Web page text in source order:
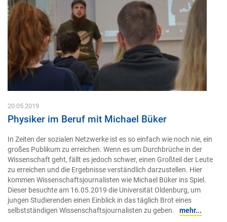
20.05.2019
Physiker im Beruf mit Michael Büker
In Zeiten der sozialen Netzwerke ist es so einfach wie noch nie, ein
großes Publikum zu erreichen. Wenn es um Durchbrüche in der
Wissenschaft geht, fällt es jedoch schwer, einen Großteil der Leute
zu erreichen und die Ergebnisse verständlich darzustellen. Hier
kommen Wissenschaftsjournalisten wie Michael Büker ins Spiel.
Dieser besuchte am 16.05.2019 die Universität Oldenburg, um
jungen Studierenden einen Einblick in das täglich Brot eines
selbstständigen Wissenschaftsjournalisten zu geben.
mehr...